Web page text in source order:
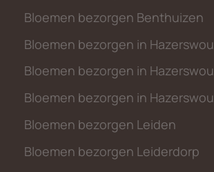
Bloemen bezorgen Benthuizen
Bloemen bezorgen in
Bloemen bezorgen in
Bloemen bezorgen in
Bloemen bezorgen Leiden
Bloemen bezorgen Leiderdorp